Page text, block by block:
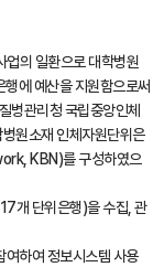
의 일환으로 대학병원
에 예산을 지원함으로써
병관리청 국립중앙인체
원소재 인체자원단위은
KBN)를 구성하였으
개 단위은행)을 수집, 관
하여 정보시스템 사용